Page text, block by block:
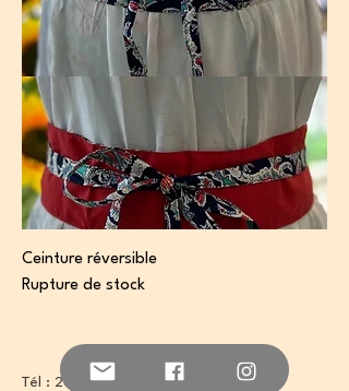
Ceinture réversible
Rupture de stock
Tél : 268 1656